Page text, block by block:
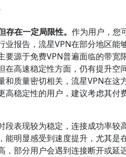
在一定局限性。 作为用户，您
报告，流星VPN在部分地区能
源于免费VPN普遍面临的带宽
高速稳定性方面，仍有提升空
质量密切相关，流星VPN在这
稳定性的用户，建议考虑其付
表现较为稳定，连接成功率较
明显感受到速度提升，尤其是
部分用户会遇到连接断开或延